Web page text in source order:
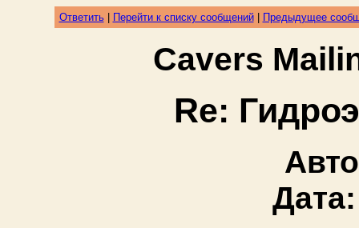
Ответить| Перейти к списку сообщений| Предыдущее
Cavers
Re: